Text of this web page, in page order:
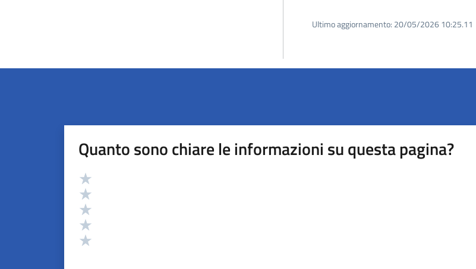
Ultimo aggiornamento: 20/05/2026 10:25.11
Quanto sono chiare le informazioni su questa pagina?
Valutazione